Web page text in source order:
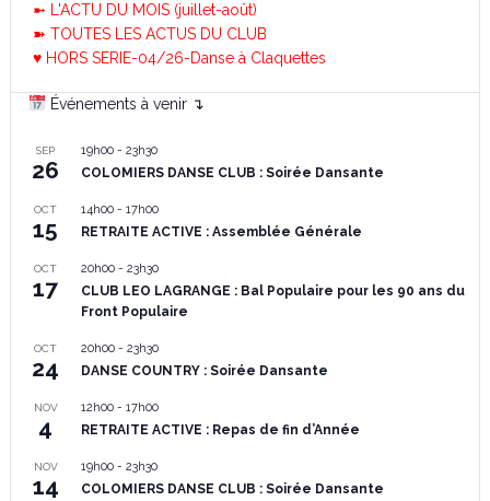
➼ L'ACTU DU MOIS (juillet-août)
➽ TOUTES LES ACTUS DU CLUB
♥ HORS SERIE-04/26-Danse à Claquettes
Événements à venir ↴
SEP
26
19h00- 23h30
COLOMIERS DANSE CLUB : Soirée Dansante
OCT
15
14h00- 17h00
RETRAITE ACTIVE : Assemblée Générale
OCT
17
20h00- 23h30
CLUB LEO LAGRANGE : Bal Populaire pour les 90 ans du
Front Populaire
OCT
24
20h00- 23h30
DANSE COUNTRY : Soirée Dansante
NOV
4
12h00- 17h00
RETRAITE ACTIVE : Repas de fin d’Année
NOV
14
19h00- 23h30
COLOMIERS DANSE CLUB : Soirée Dansante